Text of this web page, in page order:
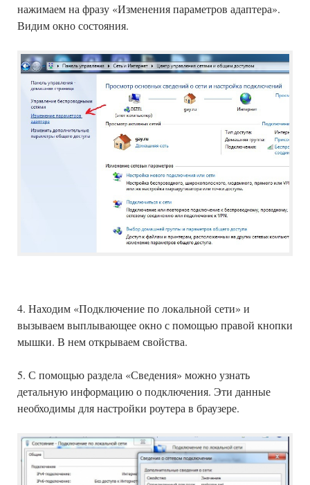
нажимаем на фразу «Изменения параметров адаптера».
Видим окно состояния.
4. Находим «Подключение по локальной сети» и
вызываем выплывающее окно с помощью правой кнопки
мышки. В нем открываем свойства.
5. С помощью раздела «Сведения» можно узнать
детальную информацию о подключения. Эти данные
необходимы для настройки роутера в браузере.